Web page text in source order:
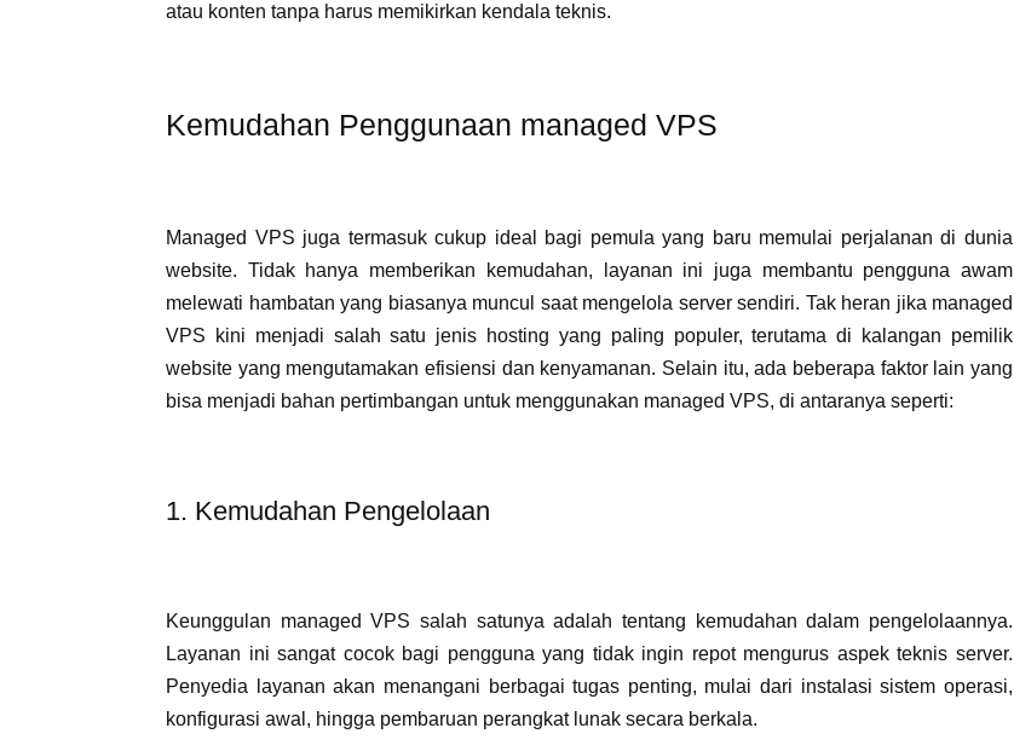
atau konten tanpa harus memikirkan kendala teknis.
Kemudahan Penggunaan managed VPS
Managed VPS juga termasuk cukup ideal bagi pemula yang baru memulai perjalanan di dunia
website. Tidak hanya memberikan kemudahan, layanan ini juga membantu pengguna awam
melewati hambatan yang biasanya muncul saat mengelola server sendiri. Tak heran jika managed
VPS kini menjadi salah satu jenis hosting yang paling populer, terutama di kalangan pemilik
website yang mengutamakan efisiensi dan kenyamanan. Selain itu, ada beberapa faktor lain yang
bisa menjadi bahan pertimbangan untuk menggunakan managed VPS, di antaranya seperti:
1. Kemudahan Pengelolaan
Keunggulan managed VPS salah satunya adalah tentang kemudahan dalam pengelolaannya.
Layanan ini sangat cocok bagi pengguna yang tidak ingin repot mengurus aspek teknis server.
Penyedia layanan akan menangani berbagai tugas penting, mulai dari instalasi sistem operasi,
konfigurasi awal, hingga pembaruan perangkat lunak secara berkala.